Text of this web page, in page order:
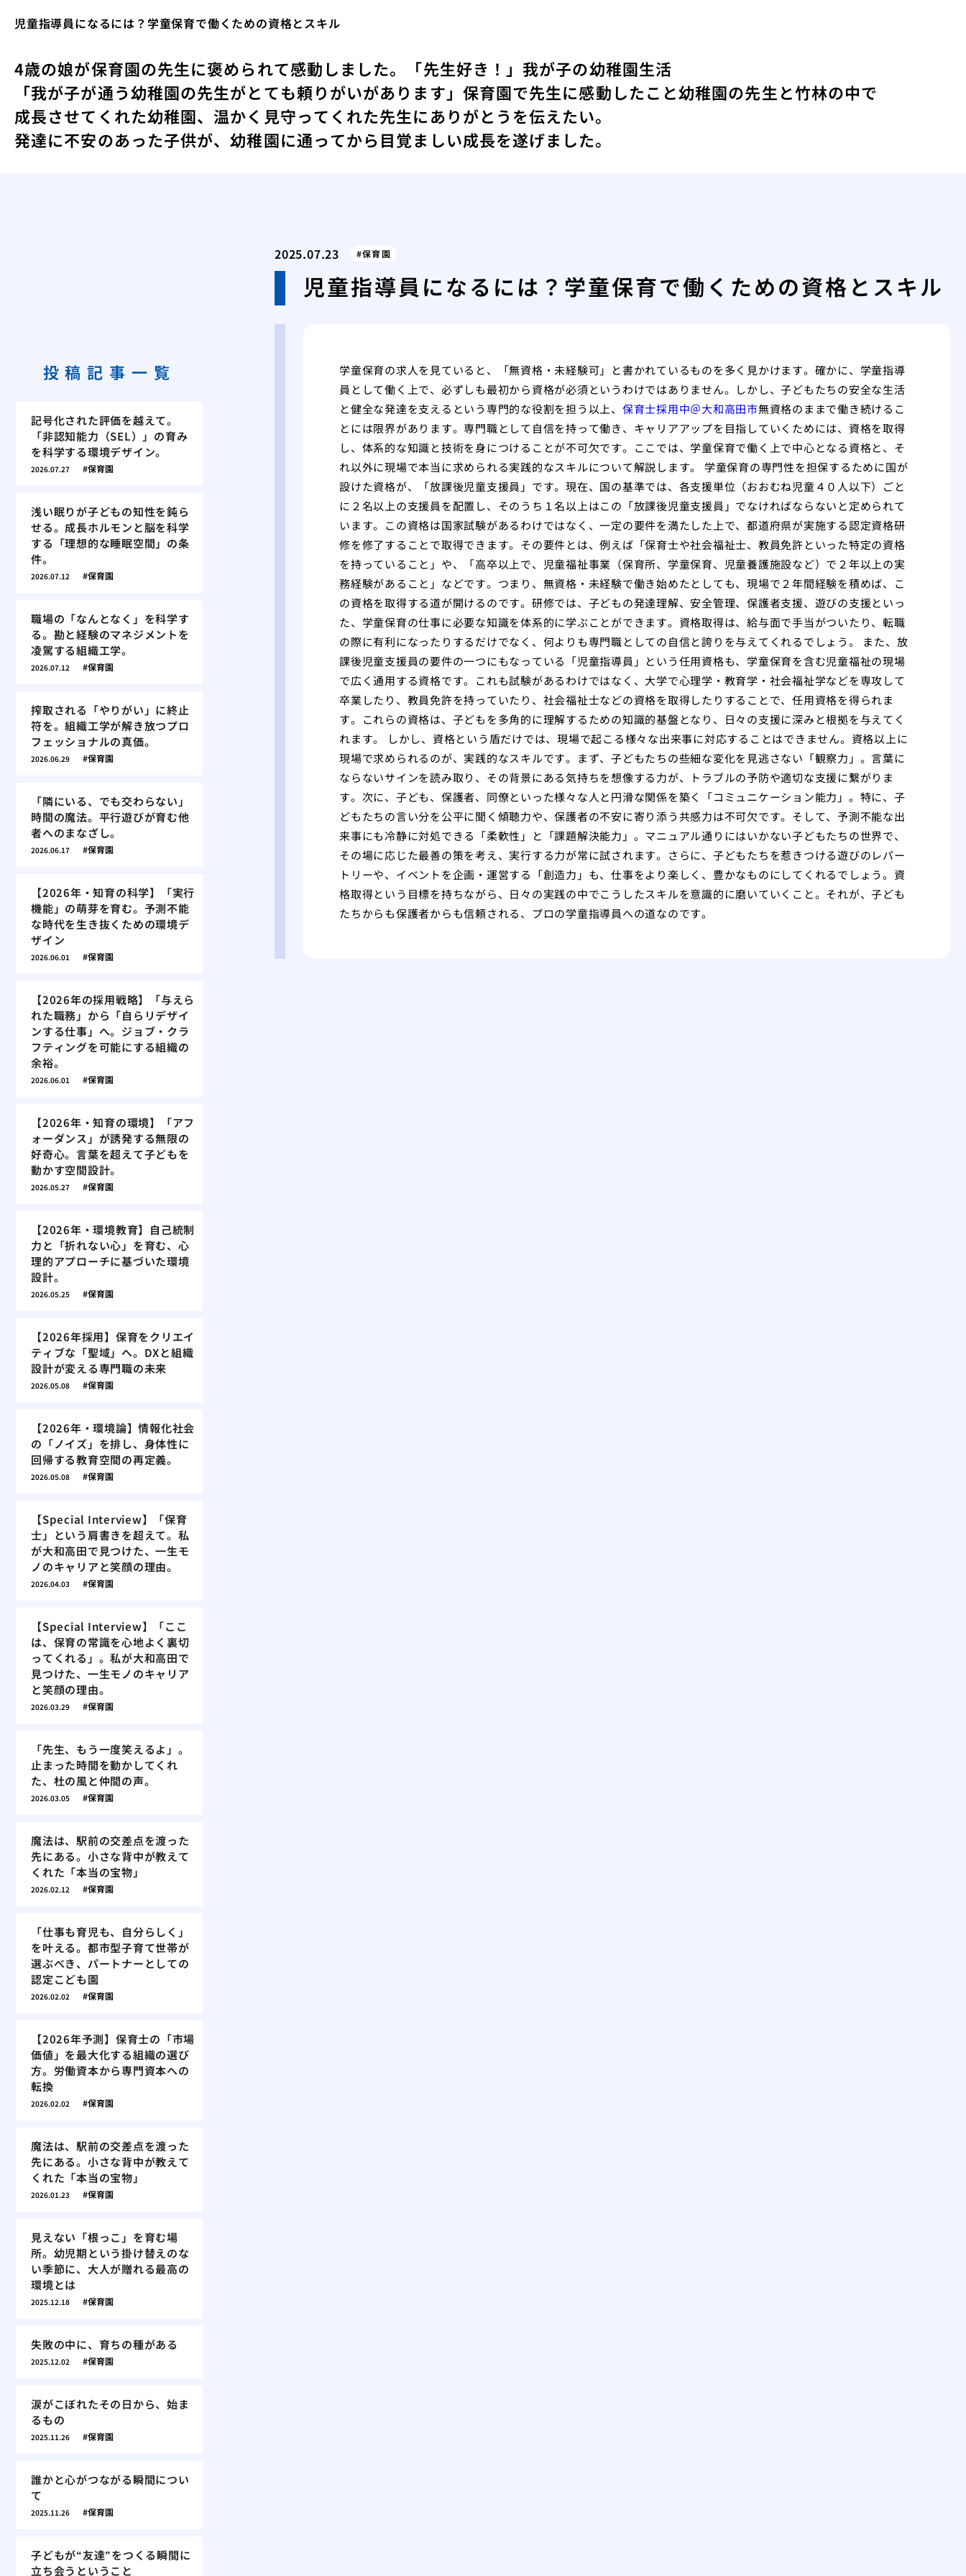
児童指導員になるには？学童保育で働くための資格とスキル
4歳の娘が保育園の先生に褒められて感動しました。
「先生好き！」我が子の幼稚園生活
「我が子が通う幼稚園の先生がとても頼りがいがあります」 保育園で先生に感動したこと幼稚園の先生と竹林の中で
成長させてくれた幼稚園、温かく見守ってくれた先生にありがとうを伝えたい。
発達に不安のあった子供が、幼稚園に通ってから目覚ましい成長を遂げました。
2025.07.23 保育園
児童指導員になるには？学童保育で働くための資格とスキル
学童保育の求人を見ていると、「無資格・未経験可」と書かれているものを多く見かけます。確かに、学童指導
員として働く上で、必ずしも最初から資格が必須というわけではありません。しかし、子どもたちの安全な生活
と健全な発達を支えるという専門的な役割を担う以上、 保育士採用中＠大和高田市無資格のままで働き続けるこ
とには限界があります。専門職として自信を持って働き、キャリアアップを目指していくためには、資格を取得
し、体系的な知識と技術を身につけることが不可欠です。ここでは、学童保育で働く上で中心となる資格と、そ
れ以外に現場で本当に求められる実践的なスキルについて解説します。 学童保育の専門性を担保するために国が
設けた資格が、「放課後児童支援員」です。現在、国の基準では、各支援単位（おおむね児童４０人以下）ごと
に２名以上の支援員を配置し、そのうち１名以上はこの「放課後児童支援員」でなければならないと定められて
います。この資格は国家試験があるわけではなく、一定の要件を満たした上で、都道府県が実施する認定資格研
修を修了することで取得できます。その要件とは、例えば「保育士や社会福祉士、教員免許といった特定の資格
を持っていること」や、「高卒以上で、児童福祉事業（保育所、学童保育、児童養護施設など）で２年以上の実
務経験があること」などです。つまり、無資格・未経験で働き始めたとしても、現場で２年間経験を積めば、こ
の資格を取得する道が開けるのです。研修では、子どもの発達理解、安全管理、保護者支援、遊びの支援といっ
た、学童保育の仕事に必要な知識を体系的に学ぶことができます。資格取得は、給与面で手当がついたり、転職
の際に有利になったりするだけでなく、何よりも専門職としての自信と誇りを与えてくれるでしょう。 また、放
課後児童支援員の要件の一つにもなっている「児童指導員」という任用資格も、学童保育を含む児童福祉の現場
で広く通用する資格です。これも試験があるわけではなく、大学で心理学・教育学・社会福祉学などを専攻して
卒業したり、教員免許を持っていたり、社会福祉士などの資格を取得したりすることで、任用資格を得られま
す。これらの資格は、子どもを多角的に理解するための知識的基盤となり、日々の支援に深みと根拠を与えてく
れます。 しかし、資格という盾だけでは、現場で起こる様々な出来事に対応することはできません。資格以上に
現場で求められるのが、実践的なスキルです。まず、子どもたちの些細な変化を見逃さない「観察力」。言葉に
ならないサインを読み取り、その背景にある気持ちを想像する力が、トラブルの予防や適切な支援に繋がりま
す。次に、子ども、保護者、同僚といった様々な人と円滑な関係を築く「コミュニケーション能力」。特に、子
どもたちの言い分を公平に聞く傾聴力や、保護者の不安に寄り添う共感力は不可欠です。そして、予測不能な出
来事にも冷静に対処できる「柔軟性」と「課題解決能力」。マニュアル通りにはいかない子どもたちの世界で、
その場に応じた最善の策を考え、実行する力が常に試されます。さらに、子どもたちを惹きつける遊びのレパー
トリーや、イベントを企画・運営する「創造力」も、仕事をより楽しく、豊かなものにしてくれるでしょう。資
格取得という目標を持ちながら、日々の実践の中でこうしたスキルを意識的に磨いていくこと。それが、子ども
たちからも保護者からも信頼される、プロの学童指導員への道なのです。
投稿記事一覧
記号化された評価を越えて。
「非認知能力（SEL）」の育み
を科学する環境デザイン。
2026.07.27 保育園
浅い眠りが子どもの知性を鈍ら
せる。成長ホルモンと脳を科学
する「理想的な睡眠空間」の条
件。
2026.07.12 保育園
職場の「なんとなく」を科学す
る。勘と経験のマネジメントを
凌駕する組織工学。
2026.07.12 保育園
搾取される「やりがい」に終止
符を。組織工学が解き放つプロ
フェッショナルの真価。
2026.06.29 保育園
「隣にいる、でも交わらない」
時間の魔法。平行遊びが育む他
者へのまなざし。
2026.06.17 保育園
【2026年・知育の科学】「実行
機能」の萌芽を育む。予測不能
な時代を生き抜くための環境デ
ザイン
2026.06.01 保育園
【2026年の採用戦略】「与えら
れた職務」から「自らリデザイ
ンする仕事」へ。ジョブ・クラ
フティングを可能にする組織の
余裕。
2026.06.01 保育園
【2026年・知育の環境】「アフ
ォーダンス」が誘発する無限の
好奇心。言葉を超えて子どもを
動かす空間設計。
2026.05.27 保育園
【2026年・環境教育】自己統制
力と「折れない心」を育む、心
理的アプローチに基づいた環境
設計。
2026.05.25 保育園
【2026年採用】保育をクリエイ
ティブな「聖域」へ。DXと組織
設計が変える専門職の未来
2026.05.08 保育園
【2026年・環境論】情報化社会
の「ノイズ」を排し、身体性に
回帰する教育空間の再定義。
2026.05.08 保育園
【Special Interview】「保育
士」という肩書きを超えて。私
が大和高田で見つけた、一生モ
ノのキャリアと笑顔の理由。
2026.04.03 保育園
【Special Interview】「ここ
は、保育の常識を心地よく裏切
ってくれる」。私が大和高田で
見つけた、一生モノのキャリア
と笑顔の理由。
2026.03.29 保育園
「先生、もう一度笑えるよ」。
止まった時間を動かしてくれ
た、杜の風と仲間の声。
2026.03.05 保育園
魔法は、駅前の交差点を渡った
先にある。小さな背中が教えて
くれた「本当の宝物」
2026.02.12 保育園
「仕事も育児も、自分らしく」
を叶える。都市型子育て世帯が
選ぶべき、パートナーとしての
認定こども園
2026.02.02 保育園
【2026年予測】保育士の「市場
価値」を最大化する組織の選び
方。労働資本から専門資本への
転換
2026.02.02 保育園
魔法は、駅前の交差点を渡った
先にある。小さな背中が教えて
くれた「本当の宝物」
2026.01.23 保育園
見えない「根っこ」を育む場
所。幼児期という掛け替えのな
い季節に、大人が贈れる最高の
環境とは
2025.12.18 保育園
失敗の中に、育ちの種がある
2025.12.02 保育園
涙がこぼれたその日から、始ま
るもの
2025.11.26 保育園
誰かと心がつながる瞬間につい
て
2025.11.26 保育園
子どもが“友達”をつくる瞬間に
立ち会うということ